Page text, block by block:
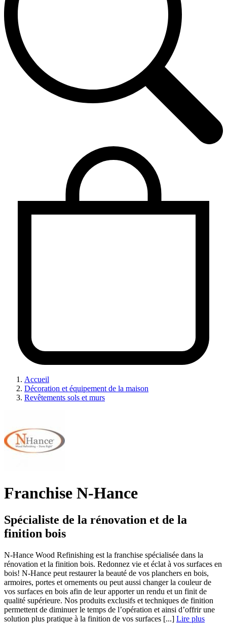
Accueil
Décoration et équipement de la maison
Revêtements sols et murs
Franchise N-Hance
Spécialiste de la rénovation et de la
finition bois
N-Hance Wood Refinishing est la franchise spécialisée dans la
rénovation et la finition bois. Redonnez vie et éclat à vos surfaces en
bois! N-Hance peut restaurer la beauté de vos planchers en bois,
armoires, portes et ornements ou peut aussi changer la couleur de
vos surfaces en bois afin de leur apporter un rendu et un finit de
qualité supérieure. Nos produits exclusifs et techniques de finition
permettent de diminuer le temps de l’opération et ainsi d’offrir une
solution plus pratique à la finition de vos surfaces [...] Lire plus